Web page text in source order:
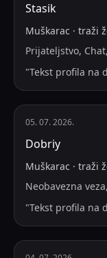
Stasik
Muškarac · traži
Prijateljstvo,
"Tekst profila na
05. 07. 2026.
Dobriy
Muškarac · traži
Neobavezna
"Tekst profila na